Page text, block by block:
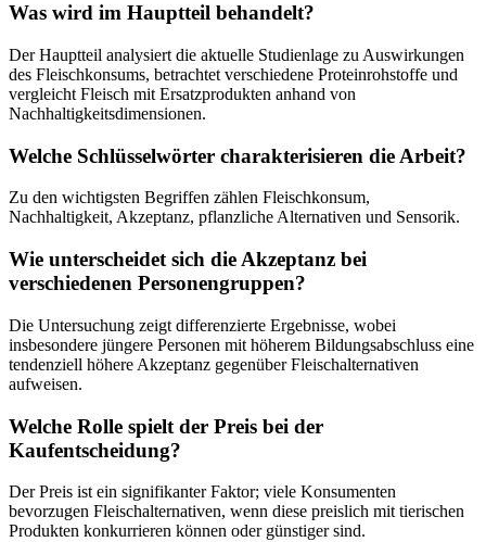
Was wird im Hauptteil behandelt?
Der Hauptteil analysiert die aktuelle Studienlage zu Auswirkungen
des Fleischkonsums, betrachtet verschiedene Proteinrohstoffe und
vergleicht Fleisch mit Ersatzprodukten anhand von
Nachhaltigkeitsdimensionen.
Welche Schlüsselwörter charakterisieren die Arbeit?
Zu den wichtigsten Begriffen zählen Fleischkonsum,
Nachhaltigkeit, Akzeptanz, pflanzliche Alternativen und Sensorik.
Wie unterscheidet sich die Akzeptanz bei
verschiedenen Personengruppen?
Die Untersuchung zeigt differenzierte Ergebnisse, wobei
insbesondere jüngere Personen mit höherem Bildungsabschluss eine
tendenziell höhere Akzeptanz gegenüber Fleischalternativen
aufweisen.
Welche Rolle spielt der Preis bei der
Kaufentscheidung?
Der Preis ist ein signifikanter Faktor; viele Konsumenten
bevorzugen Fleischalternativen, wenn diese preislich mit tierischen
Produkten konkurrieren können oder günstiger sind.